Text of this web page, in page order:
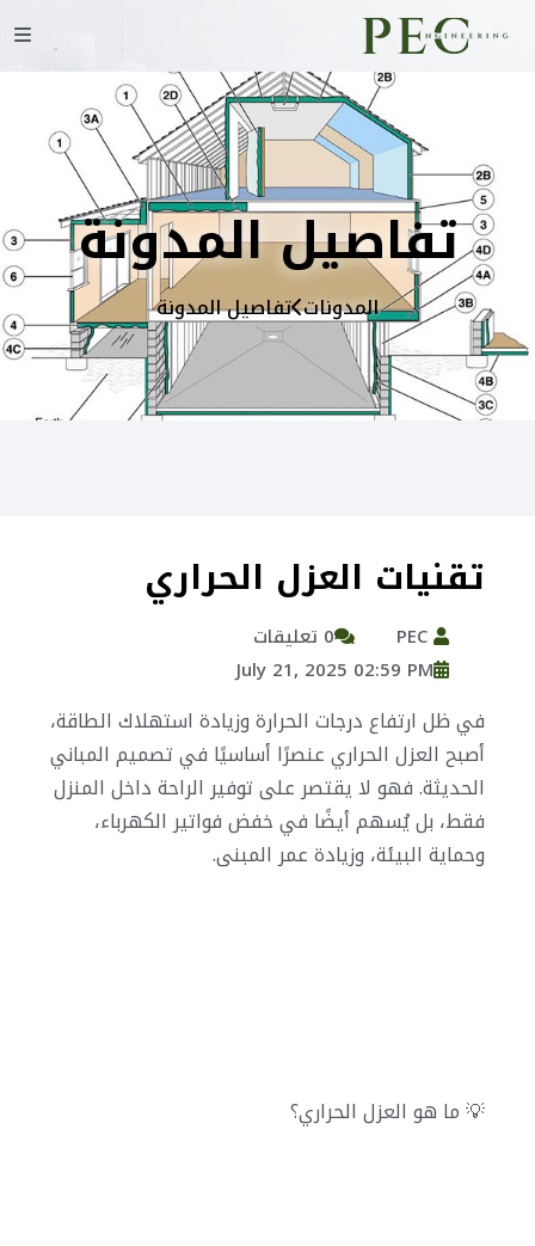
تفاصيل المدونة
المدونات تفاصيل المدونة
تقنيات العزل الحراري
0 تعليقات
July 21, 2025 02:59 PM
في ظل ارتفاع درجات الحرارة وزيادة استهلاك الطاقة،
أصبح العزل الحراري عنصرًا أساسيًا في تصميم المباني
الحديثة. فهو لا يقتصر على توفير الراحة داخل المنزل
فقط، بل يُسهم أيضًا في خفض فواتير الكهرباء،
وحماية البيئة، وزيادة عمر المبنى.
💡 ما هو العزل الحراري؟